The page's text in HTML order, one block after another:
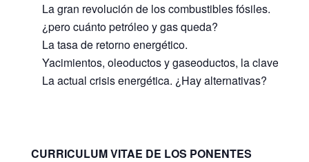
La gran revolución de los combustibles fósiles.
¿pero cuánto petróleo y gas queda?
La tasa de retorno energético.
Yacimientos, oleoductos y gaseoductos, la clave de
La actual crisis energética. ¿Hay alternativas?
CURRICULUM VITAE DE LOS PONENTES